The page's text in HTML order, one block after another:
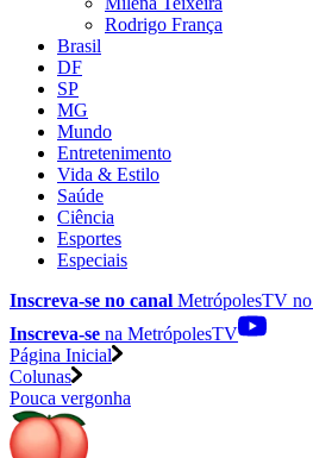
Rodrigo França
Brasil
DF
SP
MG
Mundo
Entretenimento
Vida & Estilo
Saúde
Ciência
Esportes
Especiais
Inscreva-se no canal MetrópolesTV no
Inscreva-se na MetrópolesTV
Página Inicial
Colunas
Pouca vergonha